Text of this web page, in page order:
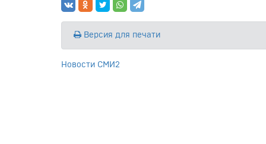
Версия для печати
Новости СМИ2